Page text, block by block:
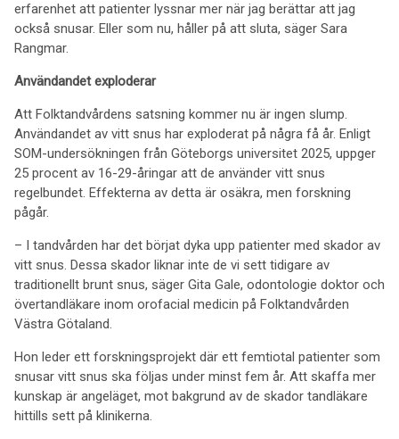
erfarenhet att patienter lyssnar mer när jag berättar att jag
också snusar. Eller som nu, håller på att sluta, säger Sara
Rangmar.
Användandet exploderar
Att Folktandvårdens satsning kommer nu är ingen slump.
Användandet av vitt snus har exploderat på några få år. Enligt
SOM-undersökningen från Göteborgs universitet 2025, uppger
25 procent av 16-29-åringar att de använder vitt snus
regelbundet. Effekterna av detta är osäkra, men forskning
pågår.
– I tandvården har det börjat dyka upp patienter med skador av
vitt snus. Dessa skador liknar inte de vi sett tidigare av
traditionellt brunt snus, säger Gita Gale, odontologie doktor och
övertandläkare inom orofacial medicin på Folktandvården
Västra Götaland.
Hon leder ett forskningsprojekt där ett femtiotal patienter som
snusar vitt snus ska följas under minst fem år. Att skaffa mer
kunskap är angeläget, mot bakgrund av de skador tandläkare
hittills sett på klinikerna.